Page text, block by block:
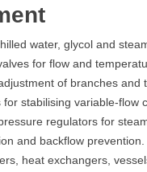
water, glycol and
for flow and
of branches and
stabilising variable-flow
regulators for
and backflow prevention.
heat exchangers,